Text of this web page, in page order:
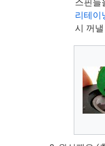
리테이
시 꺼낼